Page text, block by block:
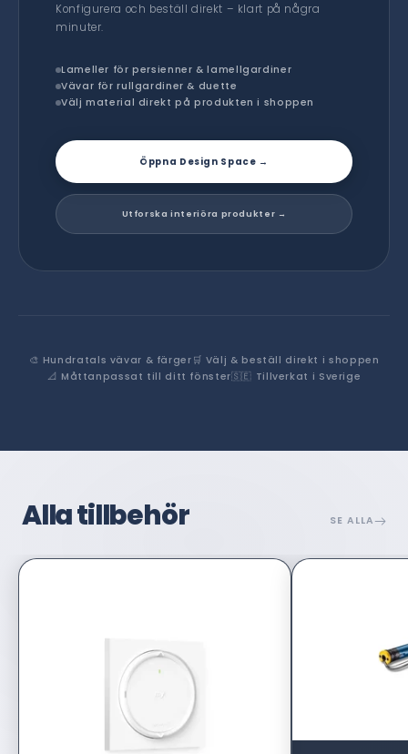
Konfigurera och beställ direkt – klart på några
minuter.
Lameller för persienner & lamellgardiner
Vävar för rullgardiner & duette
Välj material direkt på produkten i shoppen
Öppna Design Space →
Utforska interiöra produkter →
🎨 Hundratals vävar & färger 🛒 Välj & beställ direkt i shoppen
📐 Måttanpassat till ditt fönster🇸🇪 Tillverkat i Sverige
Alla tillbehör SE ALLA